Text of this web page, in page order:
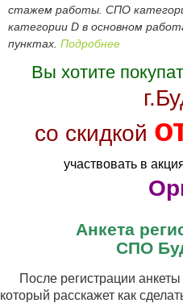
стажем работы. СПО
категории D в основном
пунктах. Подробнее
Вы хотите
со скидкой
участвовать в
Анкета
СПО
После регистрации
который расскажет как